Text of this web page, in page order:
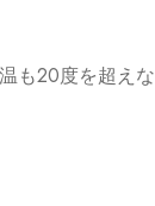
も20度を超えな